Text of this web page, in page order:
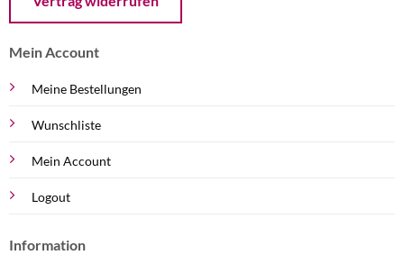
Mein Account
Meine Bestellungen
Wunschliste
Mein Account
Logout
Information